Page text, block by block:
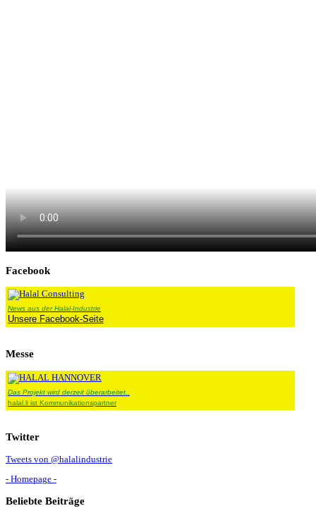
Facebook
News aus der Halal-Industrie
Unsere Facebook-Seite
Messe
Das Projekt wird derzeit überarbeitet..
halal.li ist Kommunikationspartner
Twitter
Tweets von @halalindustrie
- Homepage -
Beliebte Beiträge